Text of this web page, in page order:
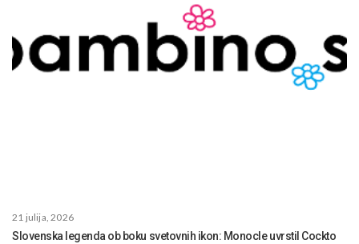
21 julija, 2026
Slovenska legenda ob boku svetovnih ikon: Monocle uvrstil Cockto